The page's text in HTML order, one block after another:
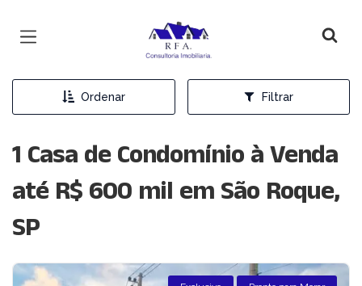
Página inicial
Ordenar Filtrar
1 Casa de Condomínio à Venda
até R$ 600 mil em São Roque,
SP